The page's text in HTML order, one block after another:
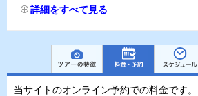
詳細をすべて見る
当サイトのオンライン予約での料金です。